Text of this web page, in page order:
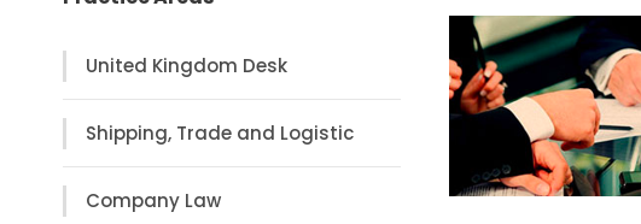
United Kingdom Desk
Shipping, Trade and Logistic
Company Law